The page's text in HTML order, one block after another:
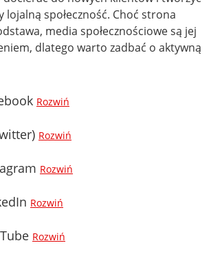
lojalną społeczność. Choć strona
media społecznościowe są jej
dlatego warto zadbać o aktywną
Rozwiń
Rozwiń
Rozwiń
Rozwiń
Rozwiń